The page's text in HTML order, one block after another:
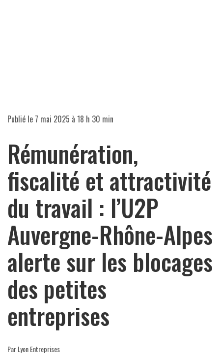
Publié le 7 mai 2025 à 18 h 30 min
Rémunération,
fiscalité et attractivité
du travail : l’U2P
Auvergne-Rhône-Alpes
alerte sur les blocages
des petites
entreprises
Par Lyon Entreprises